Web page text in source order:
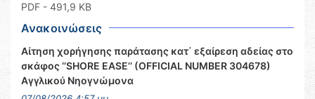
PDF - 491,9 KB
Ανακοινώσεις
Αίτηση χορήγησης παράτασης κατ΄ εξαίρεση αδείας στο
σκάφος ‘’SHORE EASE’’ (OFFICIAL NUMBER 304678)
Αγγλικού Νηογνώμονα